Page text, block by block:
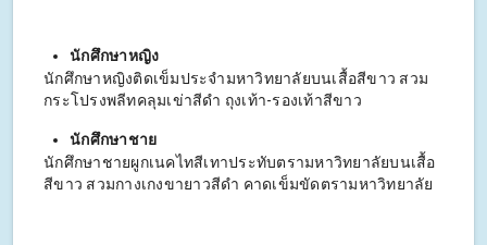
นักศึกษาหญิง
นักศึกษาหญิงติดเข็มประจำมหาวิทยาลัยบนเสื้อสีขาว สวม
กระโปรงพลีทคลุมเข่าสีดำ ถุงเท้า-รองเท้าสีขาว
นักศึกษาชาย
นักศึกษาชายผูกเนคไทสีเทาประทับตรามหาวิทยาลัยบนเสื้อ
สีขาว สวมกางเกงขายาวสีดำ คาดเข็มขัดตรามหาวิทยาลัย